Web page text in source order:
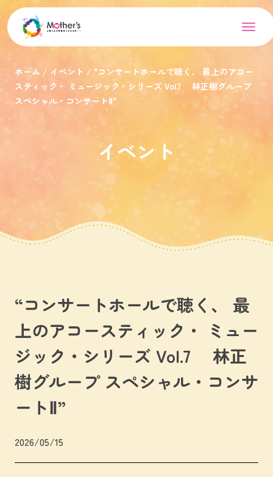
ホーム イベント
"コンサートホールで聴く、 最上のアコー
スティック・ ミュージック・シリーズ Vol.7 林正樹グループ
スペシャル・コンサートⅡ"
イベント
“コンサートホールで聴く、 最
上のアコースティック・ ミュー
ジック・シリーズ Vol.7 林正
樹グループ スペシャル・コンサ
ートⅡ”
2026/05/15